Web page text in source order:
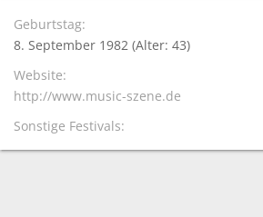
Geburtstag
8. September 1982 (Alter: 43)
Website
http://www.music-szene.de
Sonstige Festivals